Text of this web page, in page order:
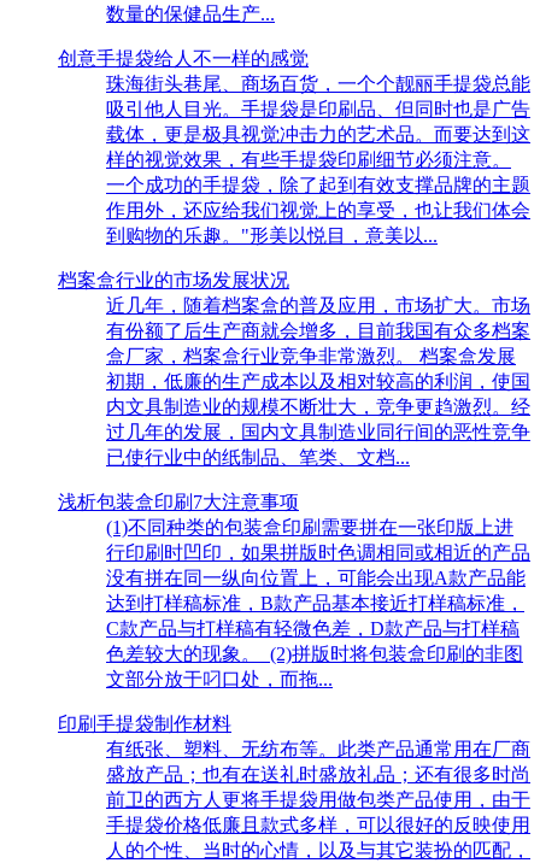
数量的保健品生产...
创意手提袋给人不一样的感觉
珠海街头巷尾、商场百货，一个个靓丽手提袋总能
吸引他人目光。手提袋是印刷品、但同时也是广告
载体，更是极具视觉冲击力的艺术品。而要达到这
样的视觉效果，有些手提袋印刷细节必须注意。
一个成功的手提袋，除了起到有效支撑品牌的主题
作用外，还应给我们视觉上的享受，也让我们体会
到购物的乐趣。"形美以悦目，意美以...
档案盒行业的市场发展状况
近几年，随着档案盒的普及应用，市场扩大。市场
有份额了后生产商就会增多，目前我国有众多档案
盒厂家，档案盒行业竞争非常激烈。 档案盒发展
初期，低廉的生产成本以及相对较高的利润，使国
内文具制造业的规模不断壮大，竞争更趋激烈。经
过几年的发展，国内文具制造业同行间的恶性竞争
已使行业中的纸制品、笔类、文档...
浅析包装盒印刷7大注意事项
(1)不同种类的包装盒印刷需要拼在一张印版上进
行印刷时凹印，如果拼版时色调相同或相近的产品
没有拼在同一纵向位置上，可能会出现A款产品能
达到打样稿标准，B款产品基本接近打样稿标准，
C款产品与打样稿有轻微色差，D款产品与打样稿
色差较大的现象。 (2)拼版时将包装盒印刷的非图
文部分放于叼口处，而拖...
印刷手提袋制作材料
有纸张、塑料、无纺布等。此类产品通常用在厂商
盛放产品；也有在送礼时盛放礼品；还有很多时尚
前卫的西方人更将手提袋用做包类产品使用，由于
手提袋价格低廉且款式多样，可以很好的反映使用
人的个性、当时的心情，以及与其它装扮的匹配，